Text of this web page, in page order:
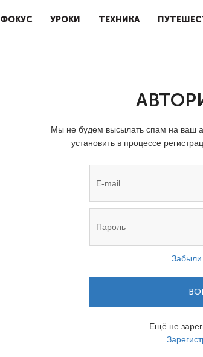
ФОКУС УРОКИ ТЕХНИКА
Мы не будем высылать спам на ваш
установить в процессе
Забыли
Ещё не